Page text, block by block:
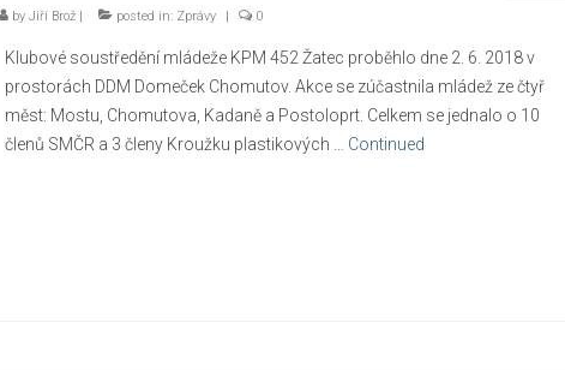
by Jiří Brož| posted in: Zprávy 0
Klubové soustředění mládeže KPM 452 Žatec proběhlo dne 2. 6. 2018 v
prostorách DDM Domeček Chomutov. Akce se zúčastnila mládež ze čtyř
měst: Mostu, Chomutova, Kadaně a Postoloprt. Celkem se jednalo o 10
členů SMČR a 3 členy Kroužku plastikových … Continued